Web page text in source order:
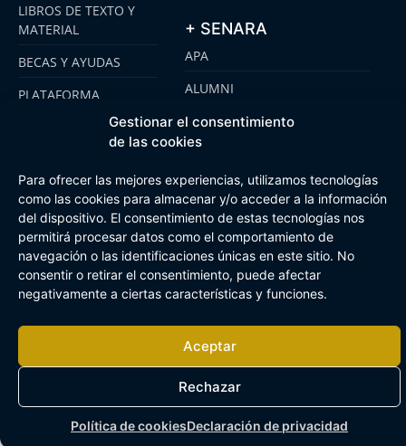
Gestionar el consentimiento
de las cookies
Para ofrecer las mejores experiencias, utilizamos tecnologías
como las cookies para almacenar y/o acceder a la información
del dispositivo. El consentimiento de estas tecnologías nos
permitirá procesar datos como el comportamiento de
navegación o las identificaciones únicas en este sitio. No
consentir o retirar el consentimiento, puede afectar
negativamente a ciertas características y funciones.
Aceptar
Rechazar
Política de cookiesDeclaración de privacidad
LIBROS DE TEXTO Y
MATERIAL
BECAS Y AYUDAS
PLATAFORMA
EMOOTI COLEGIOS
+ SENARA
APA
ALUMNI
SENARA SENIOR
FUNDACIÓN SENARA
Aviso Legal Política de cookies
Canal de Información Interna
Buzón Plan Regional